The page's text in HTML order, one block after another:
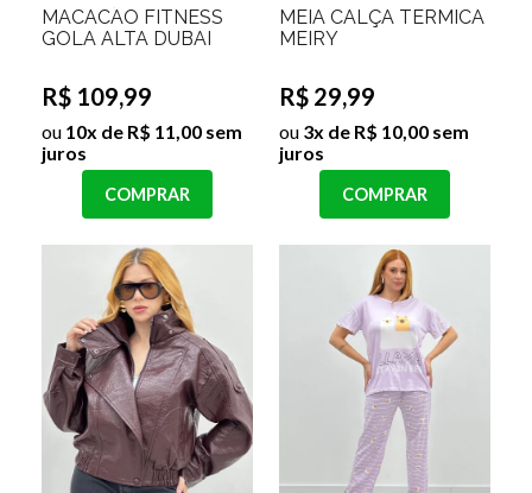
MACACÃO FITNESS
GOLA ALTA DUBAI
R$ 109,99
ou 10x de R$ 11,00 sem
juros
COMPRAR
MEIA CALÇA TERMICA
MEIRY
R$ 29,99
ou 3x de R$ 10,00 sem
juros
COMPRAR